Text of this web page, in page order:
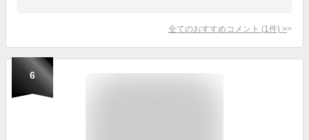
全てのおすすめコメント (1 件) >
6